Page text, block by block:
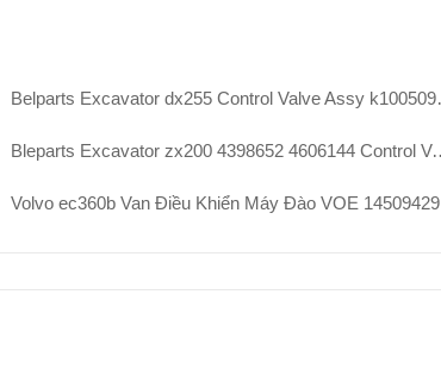
Belparts Excavator dx255 Control Valve Assy k1005097a Cho Doosan
Bleparts Excavator zx200 4398652 4606144 Control Valve Assy Cho Các Bộ Phận Máy Đào Hitachi
Volvo ec360b Van Điều Khiển Máy Đào VOE 14509429 Phần Thủy Lực